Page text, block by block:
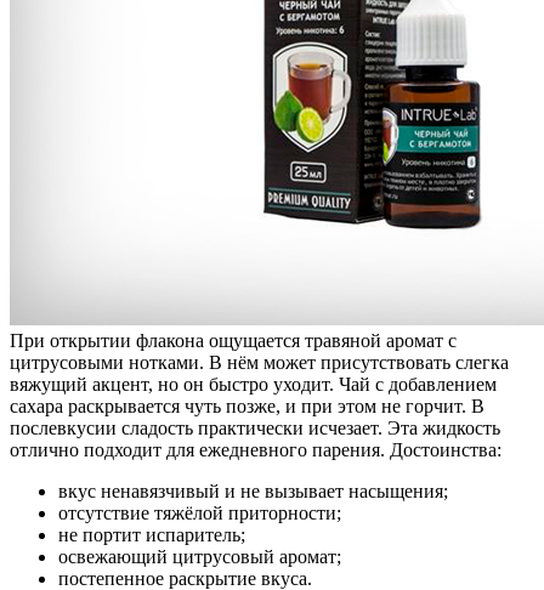
При открытии флакона ощущается травяной аромат с
цитрусовыми нотками. В нём может присутствовать слегка
вяжущий акцент, но он быстро уходит. Чай с добавлением
сахара раскрывается чуть позже, и при этом не горчит. В
послевкусии сладость практически исчезает. Эта жидкость
отлично подходит для ежедневного парения. Достоинства:
вкус ненавязчивый и не вызывает насыщения;
отсутствие тяжёлой приторности;
не портит испаритель;
освежающий цитрусовый аромат;
постепенное раскрытие вкуса.